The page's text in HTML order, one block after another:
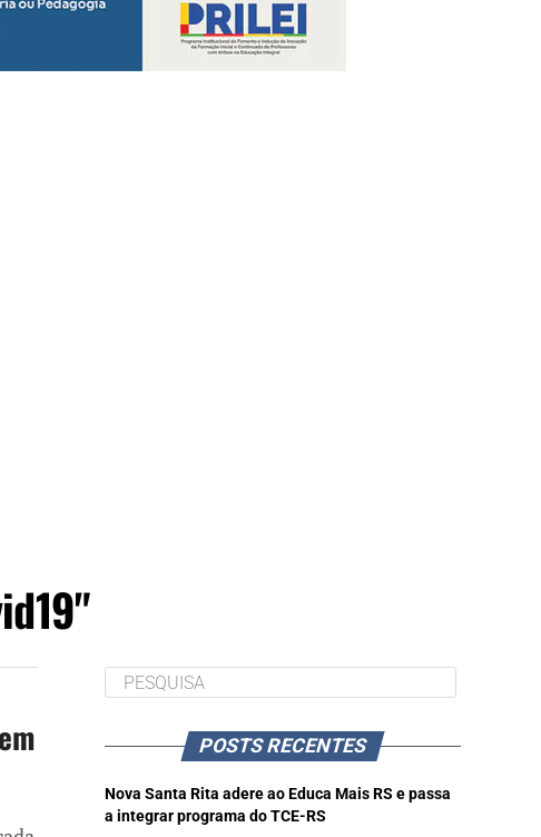
POSTS RECENTES
Nova Santa Rita adere ao Educa Mais RS e passa
a integrar programa do TCE-RS